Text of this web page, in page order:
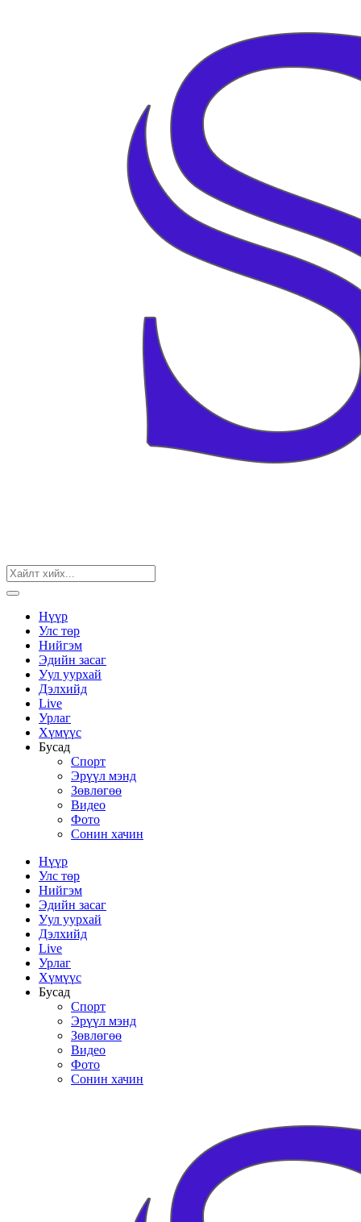
Нүүр
Улс төр
Нийгэм
Эдийн засаг
Уул уурхай
Дэлхийд
Live
Урлаг
Хүмүүс
Бусад
Спорт
Эрүүл мэнд
Зөвлөгөө
Видео
Фото
Сонин хачин
Нүүр
Улс төр
Нийгэм
Эдийн засаг
Уул уурхай
Дэлхийд
Live
Урлаг
Хүмүүс
Бусад
Спорт
Эрүүл мэнд
Зөвлөгөө
Видео
Фото
Сонин хачин